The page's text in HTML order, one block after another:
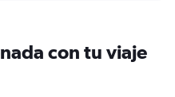
con tu viaje